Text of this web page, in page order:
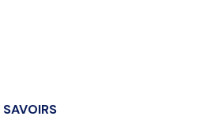
SAVOIRS